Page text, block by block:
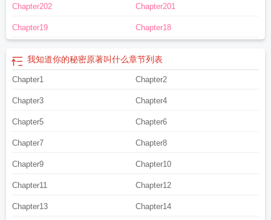
Chapter202 Chapter201
Chapter19 Chapter18
我知道你的秘密原著叫什么章节列表
Chapter1 Chapter2
Chapter3 Chapter4
Chapter5 Chapter6
Chapter7 Chapter8
Chapter9 Chapter10
Chapter11 Chapter12
Chapter13 Chapter14